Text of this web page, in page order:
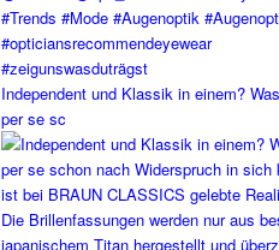
Independent und Klassik in einem?
per se sc